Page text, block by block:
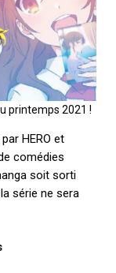
printemps 2021 !
HERO et
comédies
soit sorti
série ne sera